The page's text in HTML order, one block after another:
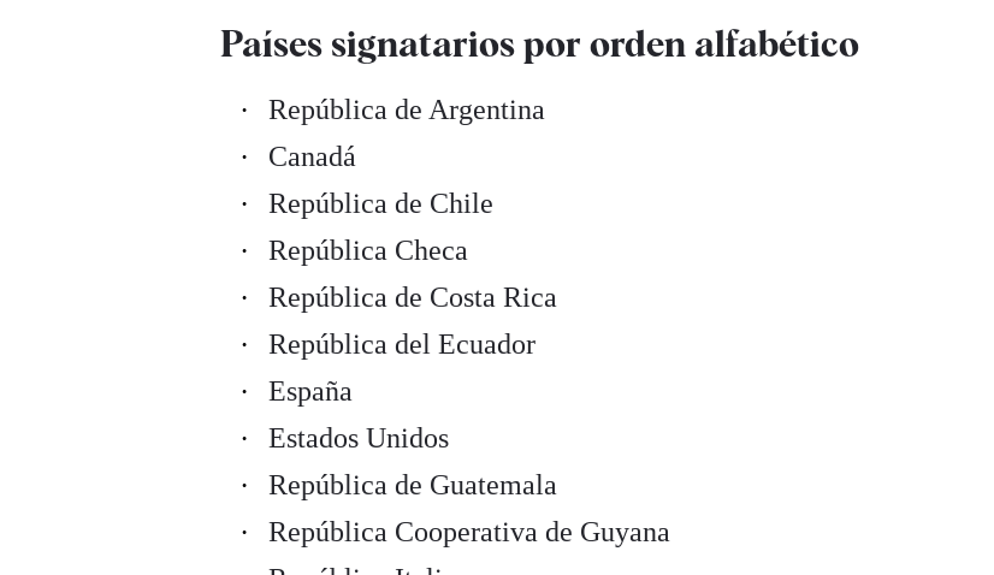
Países signatarios por orden alfabético
República de Argentina
Canadá
República de Chile
República Checa
República de Costa Rica
República del Ecuador
España
Estados Unidos
República de Guatemala
República Cooperativa de Guyana